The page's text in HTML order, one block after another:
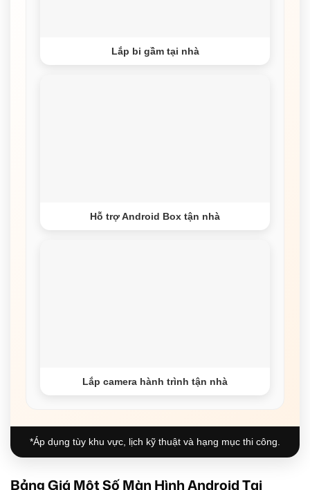
Lắp bi gầm tại nhà
Hỗ trợ Android Box tận nhà
Lắp camera hành trình tận nhà
*Áp dụng tùy khu vực, lịch kỹ thuật và hạng mục thi công.
Bảng Giá Một Số Màn Hình Android Tại